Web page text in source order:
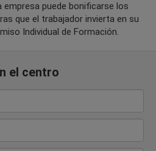
empresa puede bonificarse los
que el trabajador invierta en su
Individual de Formación.
el centro